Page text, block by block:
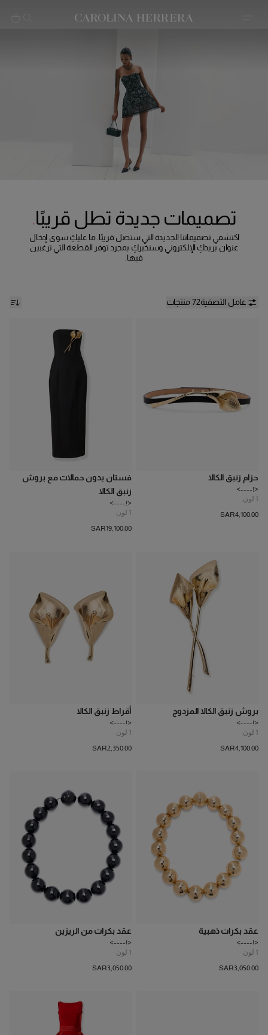
بيان إمكانية الوصول (الرابط)
تصميمات جديدة تطل قريبًا
اكتشفي تصميماتنا الجديدة التي ستصل قريبًا. ما عليكِ سوى إدخال
عنوان بريدكِ الإلكتروني وسنخبركِ بمجرد توفر القطعة التي ترغبين
فيها.
عامل التصفية72 منتجات
حزام زنبق الكالا
<!---->
1 لون
SAR‌4,100.00
فستان بدون حمالات مع بروش
زنبق الكالا
<!---->
1 لون
SAR‌19,100.00
بروش زنبق الكالا المزدوج
<!---->
1 لون
SAR‌4,100.00
أقراط زنبق الكالا
<!---->
1 لون
SAR‌2,350.00
عقد بكرات ذهبية
<!---->
1 لون
SAR‌3,050.00
عقد بكرات من الريزين
<!---->
1 لون
SAR‌3,050.00